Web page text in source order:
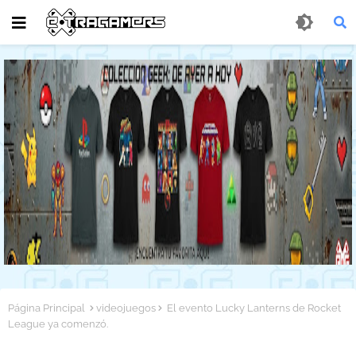
Página Principal videojuegos
El evento Lucky Lanterns de Rocket
League ya comenzó.